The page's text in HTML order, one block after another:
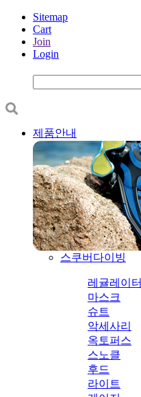
Sitemap
Cart
Join
Login
제품안내
스쿠버다이빙
레귤레이터
마스크
슈트
악세사리
옥토퍼스
스노클
후드
라이트